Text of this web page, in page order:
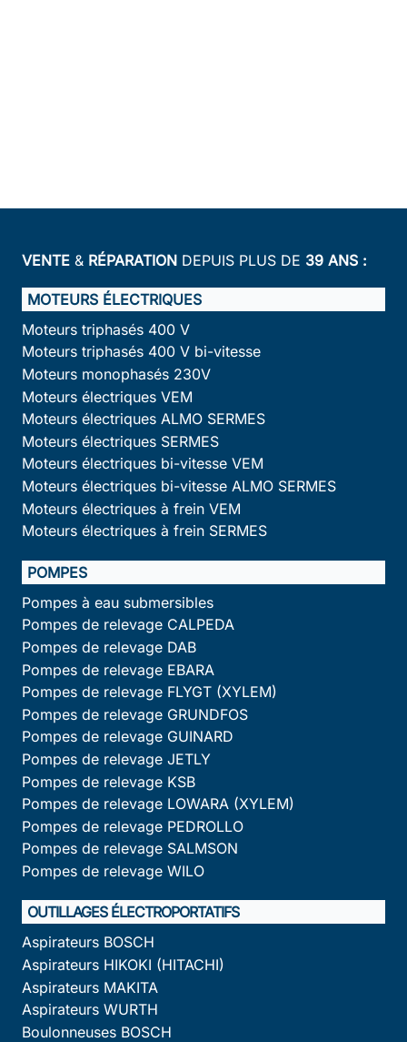
VENTE & RÉPARATION DEPUIS PLUS DE 39 ANS :
MOTEURS ÉLECTRIQUES
Moteurs triphasés 400 V
Moteurs triphasés 400 V bi-vitesse
Moteurs monophasés 230V
Moteurs électriques VEM
Moteurs électriques ALMO SERMES
Moteurs électriques SERMES
Moteurs électriques bi-vitesse VEM
Moteurs électriques bi-vitesse ALMO SERMES
Moteurs électriques à frein VEM
Moteurs électriques à frein SERMES
POMPES
Pompes à eau submersibles
Pompes de relevage CALPEDA
Pompes de relevage DAB
Pompes de relevage EBARA
Pompes de relevage FLYGT (XYLEM)
Pompes de relevage GRUNDFOS
Pompes de relevage GUINARD
Pompes de relevage JETLY
Pompes de relevage KSB
Pompes de relevage LOWARA (XYLEM)
Pompes de relevage PEDROLLO
Pompes de relevage SALMSON
Pompes de relevage WILO
OUTILLAGES ÉLECTROPORTATIFS
Aspirateurs BOSCH
Aspirateurs HIKOKI (HITACHI)
Aspirateurs MAKITA
Aspirateurs WURTH
Boulonneuses BOSCH